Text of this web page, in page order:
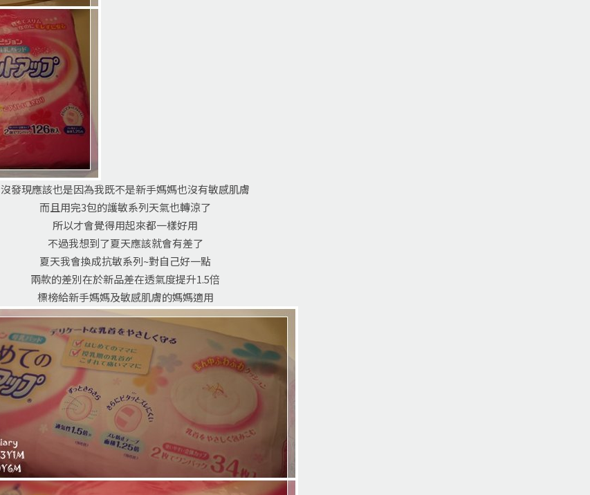
沒發現應該也是因為我既不是新手媽媽也沒有敏感肌膚
而且用完3包的護敏系列天氣也轉涼了
所以才會覺得用起來都一樣好用
不過我想到了夏天應該就會有差了
夏天我會換成抗敏系列~對自己好一點
兩款的差別在於新品差在透氣度提升1.5倍
標榜給新手媽媽及敏感肌膚的媽媽適用